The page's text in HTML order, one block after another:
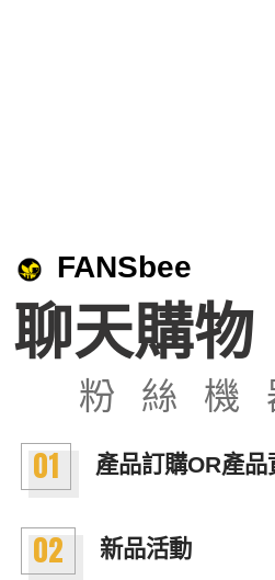
FANSbee
聊天購物
粉絲機
01 產品訂購OR產品
02 新品活動